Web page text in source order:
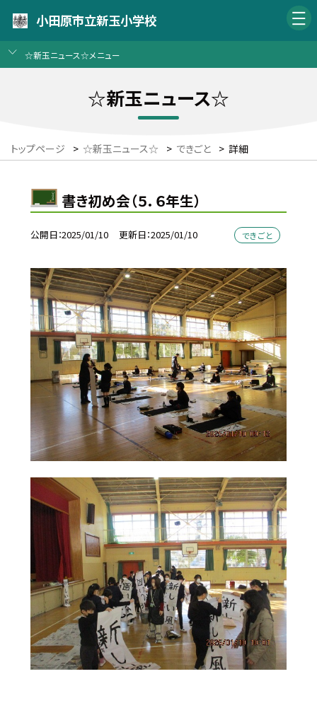
小田原市立新玉小学校
☆新玉ニュース☆メニュー
☆新玉ニュース☆
トップページ > ☆新玉ニュース☆ > できごと > 詳細
書き初め会（５．６年生）
公開日 2025/01/10 更新日 2025/01/10 できごと